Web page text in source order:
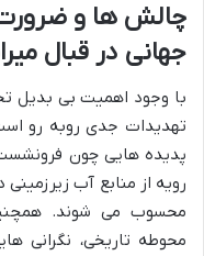
چالش ها و
جهانی در قبال
با وجود اهمیت بی بدیل
تهدیدات جدی روبه رو
پدیده هایی چون
رویه از منابع آب
محسوب می شوند.
محوطه تاریخی، نگرانی